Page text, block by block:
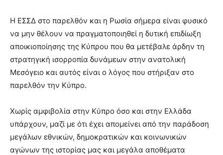
Η ΕΣΣΔ στο παρελθόν και η Ρωσία σήμερα είναι φυσικό
να μην θέλουν να πραγματοποιηθεί η δυτική επιδίωξη
αποικιοποίησης της Κύπρου που θα μετέβαλε άρδην τη
στρατηγική ισορροπία δυνάμεων στην ανατολική
Μεσόγειο και αυτός είναι ο λόγος που στήριξαν στο
παρελθόν την Κύπρο.
Χωρίς αμφιβολία στην Κύπρο όσο και στην Ελλάδα
υπάρχουν, μαζί με ότι έχει απομείνει από την παράδοση
μεγάλων εθνικών, δημοκρατικών και κοινωνικών
αγώνων της ιστορίας μας και μεγάλα αποθέματα